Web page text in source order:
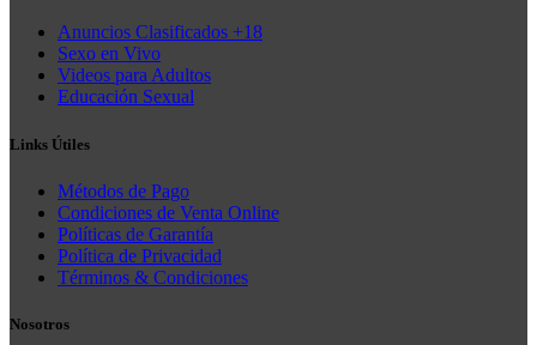
Anuncios Clasificados +18
Sexo en Vivo
Videos para Adultos
Educación Sexual
Links Útiles
Métodos de Pago
Condiciones de Venta Online
Políticas de Garantía
Política de Privacidad
Términos & Condiciones
Nosotros